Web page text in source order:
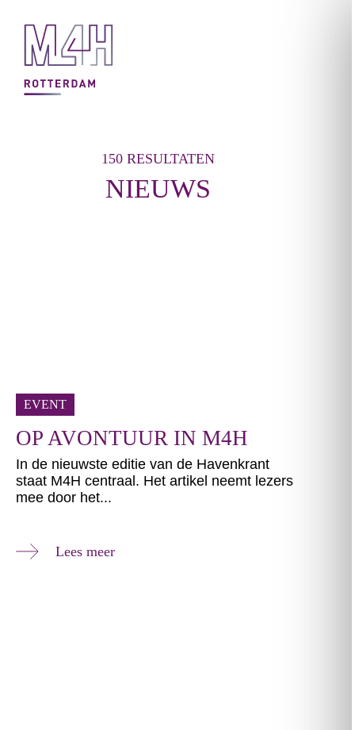
150 RESULTATEN
NIEUWS
EVENT
OP AVONTUUR IN M4H
In de nieuwste editie van de Havenkrant
staat M4H centraal. Het artikel neemt lezers
mee door het...
Lees meer